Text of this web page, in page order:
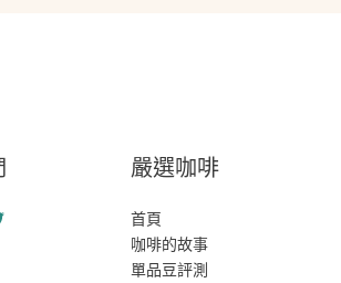
嚴選咖啡
首頁
咖啡的故事
單品豆評測